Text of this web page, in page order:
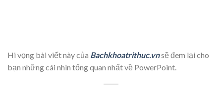
Hi vọng bài viết này của Bachkhoatrithuc.vnsẽ đem lại cho
bạn những cái nhìn tổng quan nhất về PowerPoint.